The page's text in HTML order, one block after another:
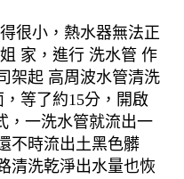
很小，熱水器無法正
家，進行 洗水管 作
架起 高周波水管清洗
等了約15分，開啟
，一洗水管就流出一
不時流出土黑色髒
清洗乾淨出水量也恢